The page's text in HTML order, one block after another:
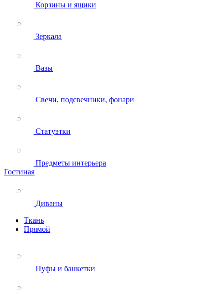
Корзины и ящики
Зеркала
Вазы
Свечи, подсвечники, фонари
Статуэтки
Предметы интерьера
Гостиная
Диваны
Ткань
Прямой
Пуфы и банкетки